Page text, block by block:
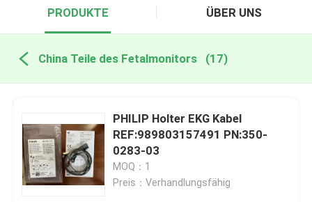
PRODUKTE ÜBER UNS
China Teile des Fetalmonitors (17)
PHILIP Holter EKG Kabel
REF:989803157491 PN:350-
0283-03
MOQ：1
Preis：Verhandlungsfähig